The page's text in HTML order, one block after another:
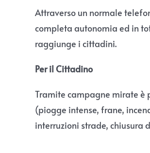
Attraverso un normale
completa autonomia ed in
raggiunge i cittadini.
Per il Cittadino
Tramite campagne mirate è
(piogge intense, frane,
interruzioni strade, chiusura